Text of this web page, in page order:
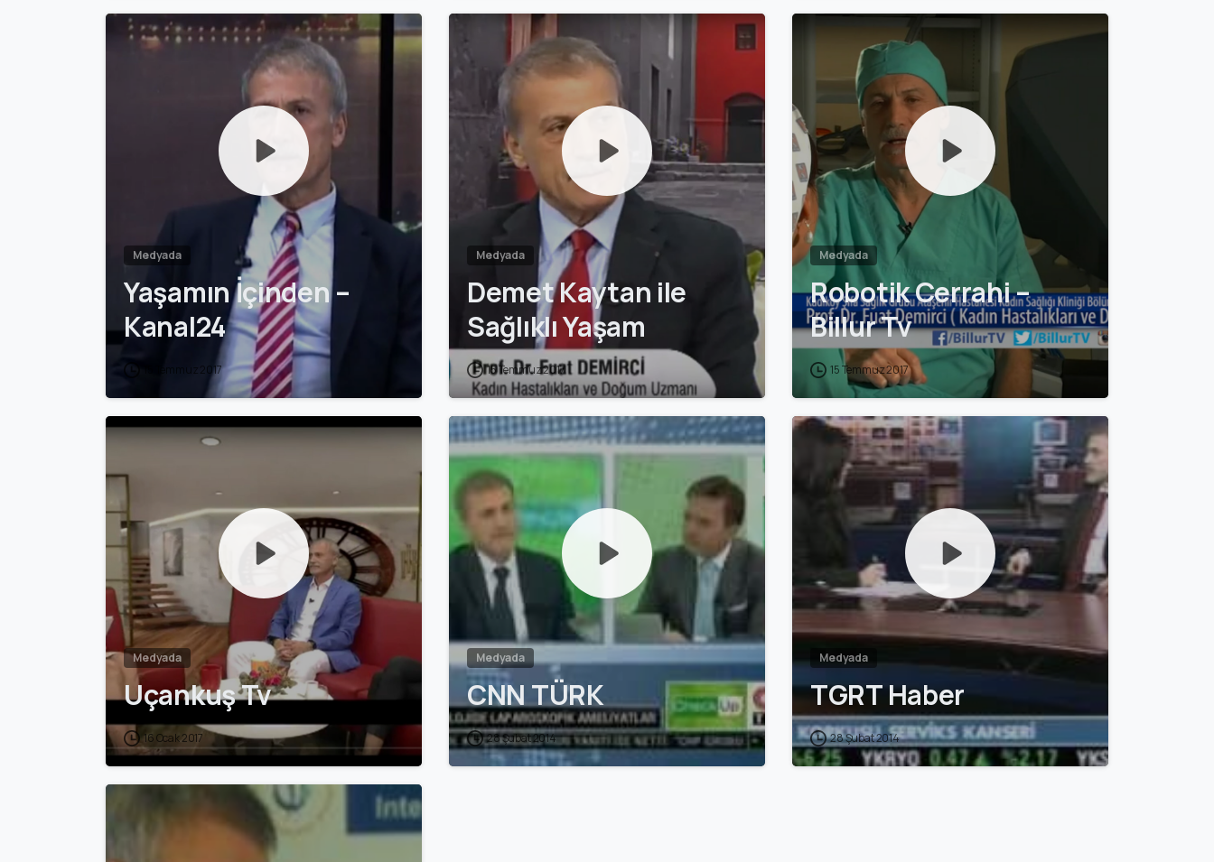
Medyada
Yaşamın İçinden –
Kanal24
15 Temmuz 2017
0
Medyada
Demet Kaytan ile
Sağlıklı Yaşam
15 Temmuz 2017
Medyada
Robotik Cerrahi –
Billur Tv
15 Temmuz 2017
Medyada
Uçankuş Tv
16 Ocak 2017
0
Medyada
CNN TÜRK
28 Şubat 2014
0
Medyada
TGRT Haber
28 Şubat 2014
0